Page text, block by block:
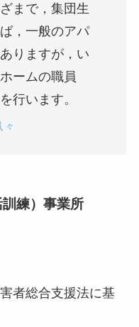
まで，集団生
，一般のアパ
りますが，い
ームの職員
行います。
々
練）事業所
者総合支援法に基